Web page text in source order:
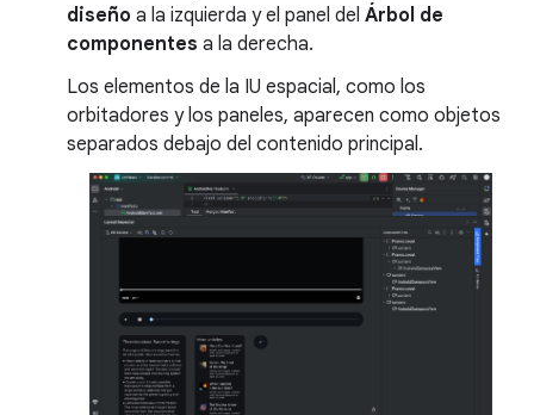
diseño a la izquierda y el panel del Árbol de
componentes a la derecha.
Los elementos de la IU espacial, como los
orbitadores y los paneles, aparecen como objetos
separados debajo del contenido principal.